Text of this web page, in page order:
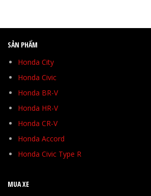
SẢN PHẨM
Honda City
Honda Civic
Honda BR-V
Honda HR-V
Honda CR-V
Honda Accord
Honda Civic Type R
MUA XE